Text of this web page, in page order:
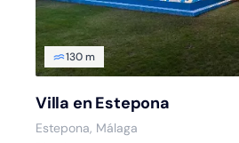
130 m
Villa en Estepona
Estepona, Málaga